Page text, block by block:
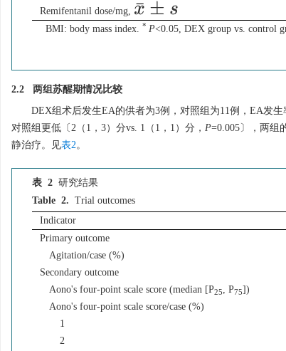
Remifentanil dose/mg, x¯± s
BMI: body mass index. * P<0.05, DEX group vs. control
2.2 两组苏醒期情况比较
DEX组术后发生EA的供者为3例，对照组为11例，EA发生
对照组更低〔2（1，3）分vs. 1（1，1）分， P=0.005〕，两组
静治疗。见表2。
表 2 研究结果
Table 2. Trial outcomes
Indicator
Primary outcome
Agitation/case (%)
Secondary outcome
Aono's four-point scale score (median [P25, P75])
Aono's four-point scale score/case (%)
1
2